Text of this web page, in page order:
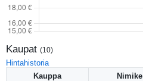
Kaupat (10)
Hintahistoria
Kauppa
Nimike